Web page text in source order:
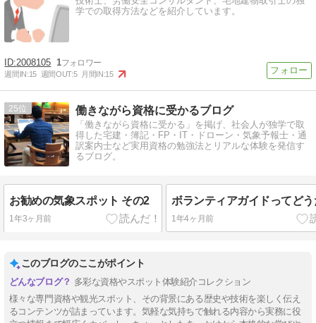
学での取得方法などを紹介しています。
2008105 1
週間IN:15 週間OUT:5 月間IN:15
25 働きながら資格に受かるブログ
「働きながら資格に受かる」を掲げ、社会人が独学で取
得した宅建・簿記・FP・IT・ドローン・気象予報士・通
訳案内士など実用資格の勉強法とリアルな体験を発信す
るブログ。
お勧めの気象スポット その2
1年3ヶ月前
ボランティアガイドってど
1年4ヶ月前
このブログのここがポイント
多彩な資格やスポット体験紹介コレクション
様々な専門資格や観光スポット、その背景にある歴史や技術を楽しく伝え
るコンテンツが詰まっています。気軽な気持ちで触れる内容から実務に役